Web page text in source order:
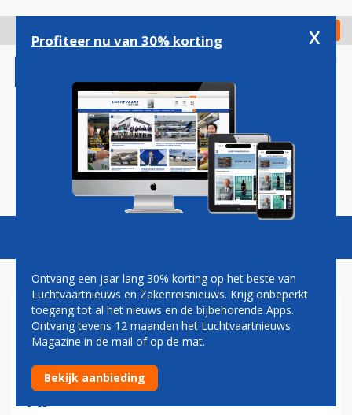
gaan
Check in
Magazine Podcasts Vacatures
VLIEGTICKETS 45 PROCENT
DUURDER DAN VORIG JAAR,
MAAR STIJGING NEEMT WEL
AF
Profiteer nu van 30% korting x
Ontvang een jaar lang 30% korting op het beste van
Luchtvaartnieuws en Zakenreisnieuws. Krijg onbeperkt
toegang tot al het nieuws en de bijbehorende Apps.
Ontvang tevens 12 maanden het Luchtvaartnieuws
Magazine in de mail of op de mat.
Bekijk aanbieding